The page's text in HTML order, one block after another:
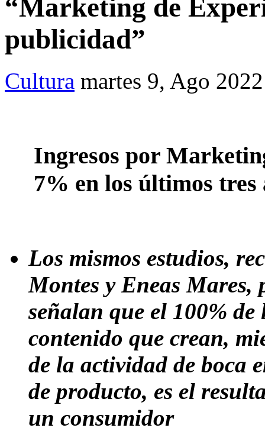
“Marketing de
publicidad”
Cultura martes 9, Ago 2022
Ingresos por
7% en los últimos tres
Los mismos estudios,
Montes y Eneas
señalan que el 100%
contenido que crean,
de la actividad de boca
de producto, es el
un consumidor